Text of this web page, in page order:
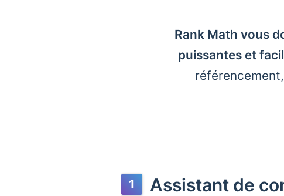
Rank Math vous
puissantes et
Assistant de